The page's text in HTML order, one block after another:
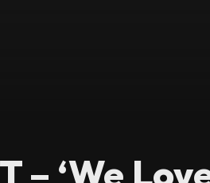
– ‘We